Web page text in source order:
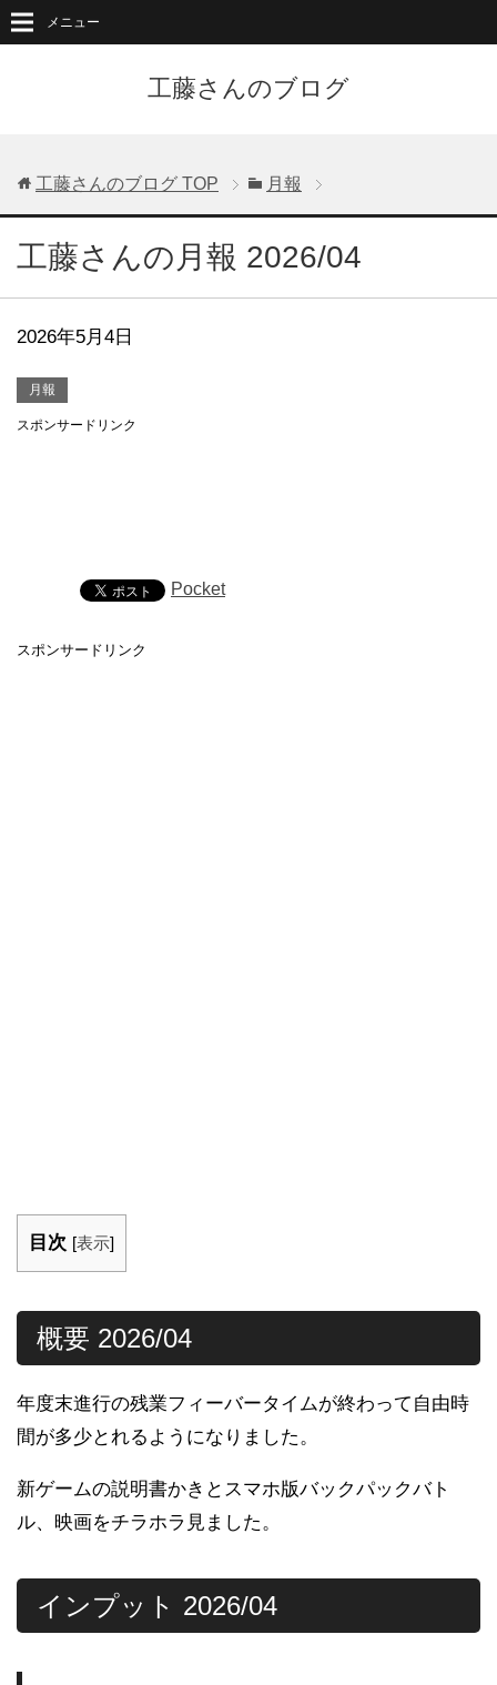
工藤さんのブログ
メニュー
工藤さんのブログ TOP 月報
工藤さんの月報 2026/04
2026年5月4日
月報
スポンサードリンク
Pocket
スポンサードリンク
目次 [表示]
概要 2026/04
年度末進行の残業フィーバータイムが終わって自由時
間が多少とれるようになりました。
新ゲームの説明書かきとスマホ版バックパックバト
ル、映画をチラホラ見ました。
インプット 2026/04